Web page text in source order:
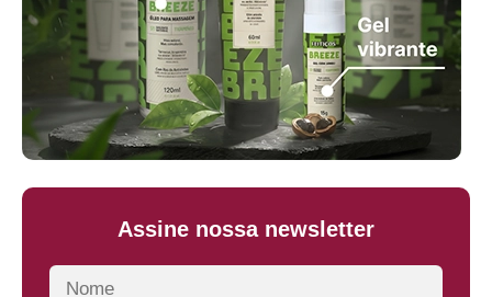
Assine nossa newsletter